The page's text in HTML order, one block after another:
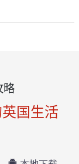
略
国生活